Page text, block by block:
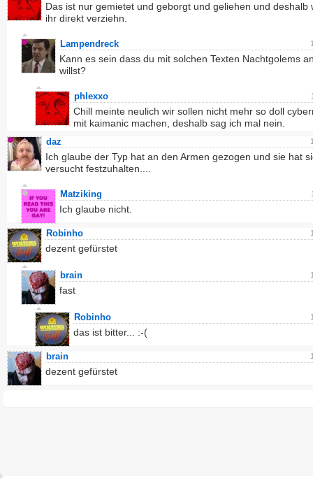
Das ist nur gemietet und geborgt und geliehen und deshalb
ihr direkt verziehn.
Lampendreck
Kann es sein dass du mit solchen Texten Nachtgolems
willst?
phlexxo
Chill meinte neulich wir sollen nicht mehr so doll
mit kaimanic machen, deshalb sag ich mal nein.
daz
Ich glaube der Typ hat an den Armen gezogen und sie hat
versucht festzuhalten....
Matziking
Ich glaube nicht.
Robinho
dezent gefürstet
brain
fast
Robinho
das ist bitter... :-(
brain
dezent gefürstet